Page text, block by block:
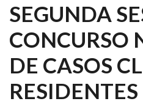
SEGUNDA
CONCURSO
DE CASOS
RESIDENTES